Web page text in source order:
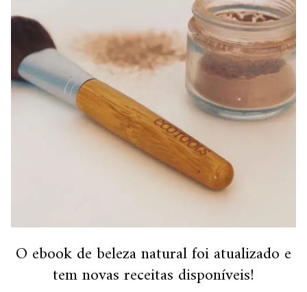
O ebook de beleza natural foi atualizado e
tem novas receitas disponíveis!